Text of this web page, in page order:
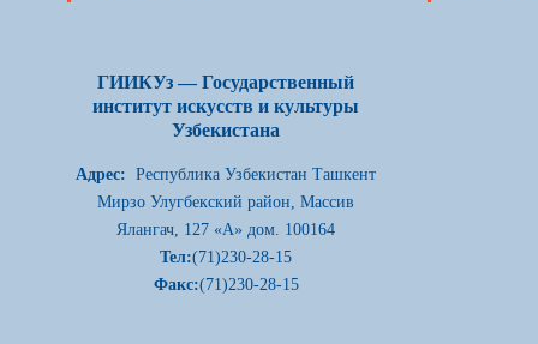
ГИИКУз — Государственный
институт искусств и культуры
Узбекистана
Адрес: Республика Узбекистан Ташкент
Мирзо Улугбекский район, Массив
Ялангач, 127 «А» дом. 100164
Тел:(71)230-28-15
Факс:(71)230-28-15